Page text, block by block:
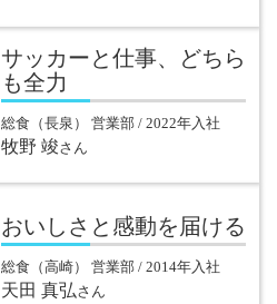
サッカーと仕事、どちら
も全力
総食（長泉） 営業部 / 2022年入社
牧野 竣さん
おいしさと感動を届ける
総食（高崎） 営業部 / 2014年入社
天田 真弘さん